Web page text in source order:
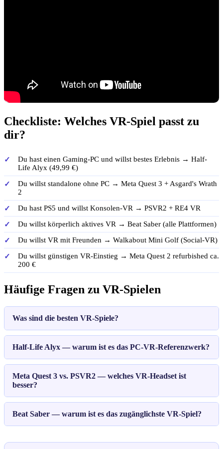
Checkliste: Welches VR-Spiel passt zu
dir?
Du hast einen Gaming-PC und willst bestes Erlebnis → Half-
Life Alyx (49,99 €)
Du willst standalone ohne PC → Meta Quest 3 + Asgard's Wrath
2
Du hast PS5 und willst Konsolen-VR → PSVR2 + RE4 VR
Du willst körperlich aktives VR → Beat Saber (alle Plattformen)
Du willst VR mit Freunden → Walkabout Mini Golf (Social-VR)
Du willst günstigen VR-Einstieg → Meta Quest 2 refurbished ca.
200 €
Häufige Fragen zu VR-Spielen
Was sind die besten VR-Spiele?
Half-Life Alyx — warum ist es das PC-VR-Referenzwerk?
Meta Quest 3 vs. PSVR2 — welches VR-Headset ist
besser?
Beat Saber — warum ist es das zugänglichste VR-Spiel?